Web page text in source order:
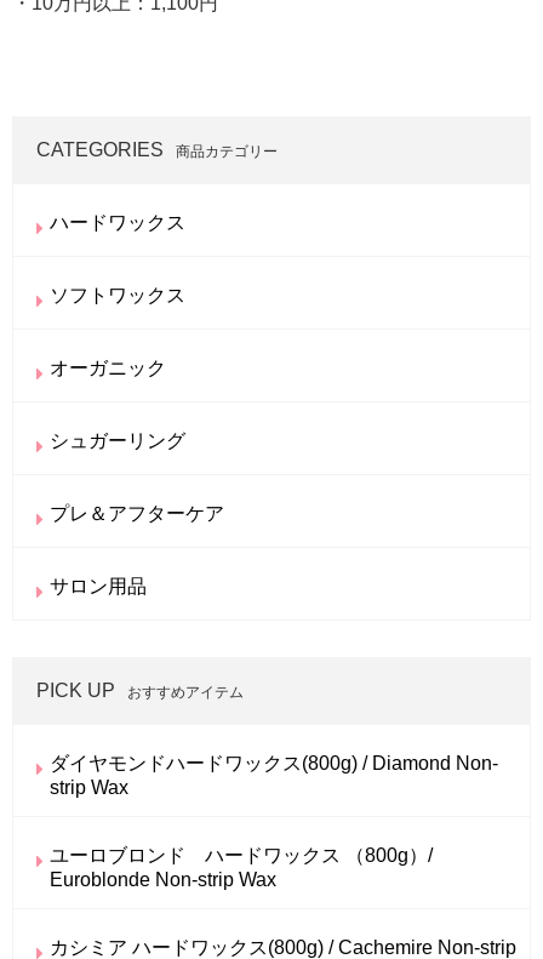
CATEGORIES 商品カテゴリー
ハードワックス
ソフトワックス
オーガニック
シュガーリング
プレ＆アフターケア
サロン用品
PICK UP おすすめアイテム
ダイヤモンドハードワックス(800g) / Diamond Non-
strip Wax
ユーロブロンド ハードワックス （800g）/
Euroblonde Non-strip Wax
カシミア ハードワックス(800g) / Cachemire Non-strip